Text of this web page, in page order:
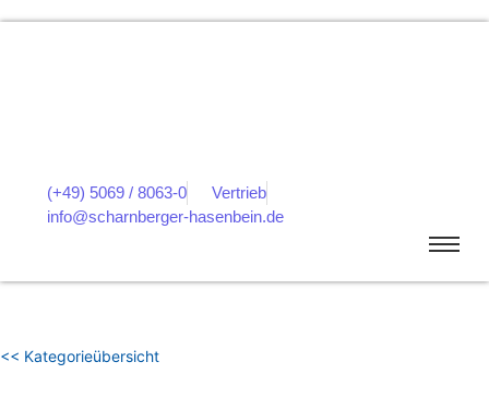
(+49) 5069 / 8063-0
Vertrieb
info@scharnberger-hasenbein.de
<< Kategorieübersicht